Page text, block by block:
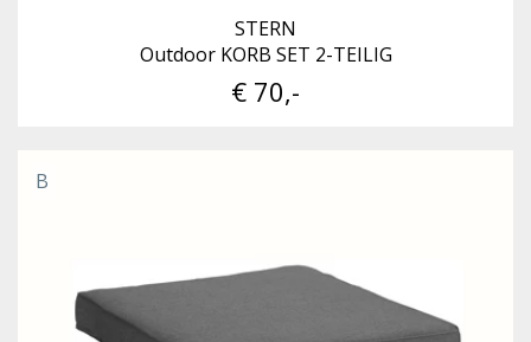
STERN
Outdoor KORB SET 2-TEILIG
€ 70,-
B